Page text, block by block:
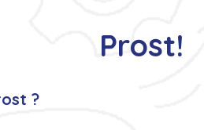
Prost!
?